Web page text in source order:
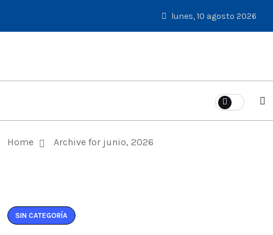
lunes, 10 agosto 2026
Home Archive for junio, 2026
SIN CATEGORÍA